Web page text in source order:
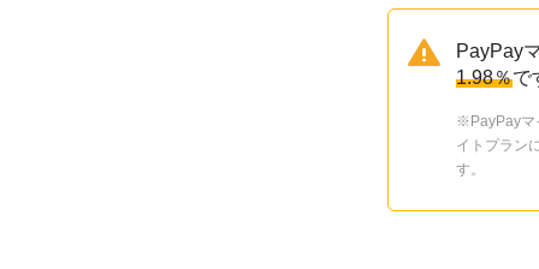
PayPay
1.98％で
※PayPayマ
イトプラン
す。